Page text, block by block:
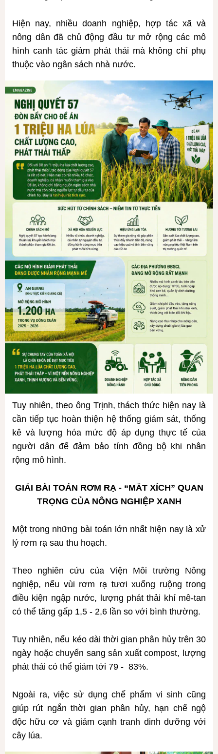
Hiện nay, nhiều doanh nghiệp, hợp tác xã và
nông dân đã chủ động đầu tư mở rộng các mô
hình canh tác giảm phát thải mà không chỉ phụ
thuộc vào ngân sách nhà nước.
Tuy nhiên, theo ông Trịnh, thách thức hiện nay là
cần tiếp tục hoàn thiện hệ thống giám sát, thống
kê và lượng hóa mức độ áp dụng thực tế của
người dân để đảm bảo tính đồng bộ khi nhân
rộng mô hình.
GIẢI BÀI TOÁN RƠM RẠ - “MẮT XÍCH” QUAN
TRỌNG CỦA NÔNG NGHIỆP XANH
Một trong những bài toán lớn nhất hiện nay là xử
lý rơm rạ sau thu hoạch.
Theo nghiên cứu của Viện Môi trường Nông
nghiệp, nếu vùi rơm rạ tươi xuống ruộng trong
điều kiện ngập nước, lượng phát thải khí mê-tan
có thể tăng gấp 1,5 - 2,6 lần so với bình thường.
Tuy nhiên, nếu kéo dài thời gian phân hủy trên 30
ngày hoặc chuyển sang sản xuất compost, lượng
phát thải có thể giảm tới 79 - 83%.
Ngoài ra, việc sử dụng chế phẩm vi sinh cũng
giúp rút ngắn thời gian phân hủy, hạn chế ngộ
độc hữu cơ và giảm cạnh tranh dinh dưỡng với
cây lúa.